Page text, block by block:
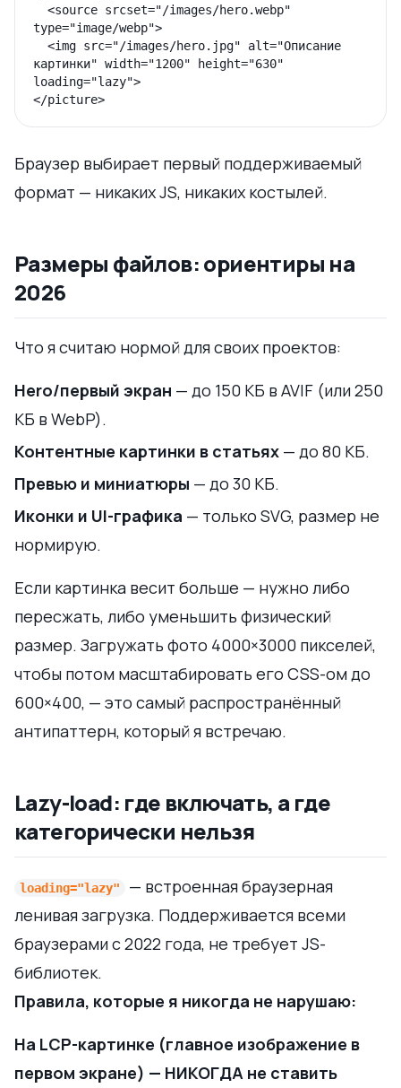
type="image/webp">
картинки" width="1200" height="630"
loading="lazy">
Браузер выбирает первый поддерживаемый
формат — никаких JS, никаких костылей.
Размеры файлов: ориентиры на
2026
Что я считаю нормой для своих проектов:
Hero/первый экран — до 150 КБ в AVIF (или 250
КБ в WebP).
Контентные картинки в статьях — до 80 КБ.
Превью и миниатюры — до 30 КБ.
Иконки и UI-графика — только SVG, размер не
нормирую.
Если картинка весит больше — нужно либо
пересжать, либо уменьшить физический
размер. Загружать фото 4000×3000 пикселей,
чтобы потом масштабировать его CSS-ом до
600×400, — это самый распространённый
антипаттерн, который я встречаю.
Lazy-load: где включать, а где
категорически нельзя
loading="lazy"
— встроенная браузерная
ленивая загрузка. Поддерживается всеми
браузерами с 2022 года, не требует JS-
библиотек.
Правила, которые я никогда не нарушаю:
На LCP-картинке (главное изображение в
первом экране) — НИКОГДА не ставить